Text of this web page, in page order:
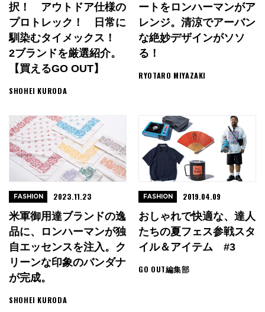
択！ アウトドア仕様の
プロトレック！ 日常に
馴染むタイメックス！
2ブランドを厳選紹介。
【買えるGO OUT】
SHOHEI KURODA
ートをロンハーマンがア
レンジ。清涼でアーバン
な絶妙デザインがソソ
る！
RYOTARO MIYAZAKI
米軍御用達ブランドの逸
品に、ロンハーマンが独
自エッセンスを注入。ク
リーンな印象のバンダナ
が完成。
SHOHEI KURODA
FASHION 2023.11.23
おしゃれで快適な、達人
たちの夏フェス参戦スタ
イル＆アイテム #3
GO OUT編集部
FASHION 2019.04.09